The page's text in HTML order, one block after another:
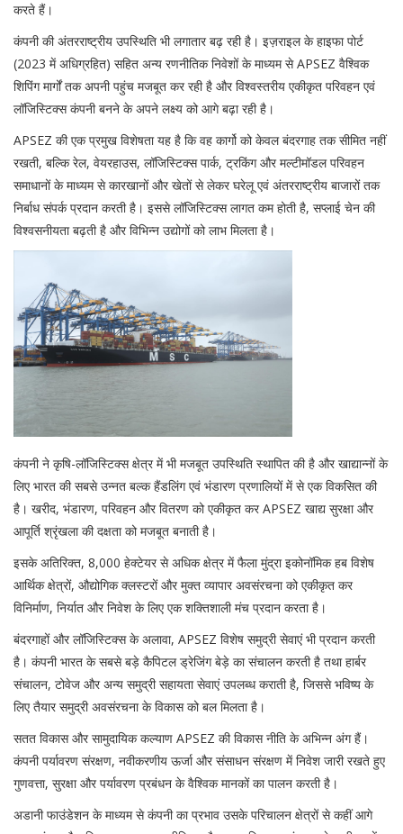
करते हैं।
कंपनी की अंतरराष्ट्रीय उपस्थिति भी लगातार बढ़ रही है। इज़राइल के हाइफा पोर्ट
(2023 में अधिग्रहित) सहित अन्य रणनीतिक निवेशों के माध्यम से APSEZ वैश्विक
शिपिंग मार्गों तक अपनी पहुंच मजबूत कर रही है और विश्वस्तरीय एकीकृत परिवहन एवं
लॉजिस्टिक्स कंपनी बनने के अपने लक्ष्य को आगे बढ़ा रही है।
APSEZ की एक प्रमुख विशेषता यह है कि वह कार्गो को केवल बंदरगाह तक सीमित नहीं
रखती, बल्कि रेल, वेयरहाउस, लॉजिस्टिक्स पार्क, ट्रकिंग और मल्टीमॉडल परिवहन
समाधानों के माध्यम से कारखानों और खेतों से लेकर घरेलू एवं अंतरराष्ट्रीय बाजारों तक
निर्बाध संपर्क प्रदान करती है। इससे लॉजिस्टिक्स लागत कम होती है, सप्लाई चेन की
विश्वसनीयता बढ़ती है और विभिन्न उद्योगों को लाभ मिलता है।
कंपनी ने कृषि-लॉजिस्टिक्स क्षेत्र में भी मजबूत उपस्थिति स्थापित की है और खाद्यान्नों के
लिए भारत की सबसे उन्नत बल्क हैंडलिंग एवं भंडारण प्रणालियों में से एक विकसित की
है। खरीद, भंडारण, परिवहन और वितरण को एकीकृत कर APSEZ खाद्य सुरक्षा और
आपूर्ति श्रृंखला की दक्षता को मजबूत बनाती है।
इसके अतिरिक्त, 8,000 हेक्टेयर से अधिक क्षेत्र में फैला मुंद्रा इकोनॉमिक हब विशेष
आर्थिक क्षेत्रों, औद्योगिक क्लस्टरों और मुक्त व्यापार अवसंरचना को एकीकृत कर
विनिर्माण, निर्यात और निवेश के लिए एक शक्तिशाली मंच प्रदान करता है।
बंदरगाहों और लॉजिस्टिक्स के अलावा, APSEZ विशेष समुद्री सेवाएं भी प्रदान करती
है। कंपनी भारत के सबसे बड़े कैपिटल ड्रेजिंग बेड़े का संचालन करती है तथा हार्बर
संचालन, टोवेज और अन्य समुद्री सहायता सेवाएं उपलब्ध कराती है, जिससे भविष्य के
लिए तैयार समुद्री अवसंरचना के विकास को बल मिलता है।
सतत विकास और सामुदायिक कल्याण APSEZ की विकास नीति के अभिन्न अंग हैं।
कंपनी पर्यावरण संरक्षण, नवीकरणीय ऊर्जा और संसाधन संरक्षण में निवेश जारी रखते हुए
गुणवत्ता, सुरक्षा और पर्यावरण प्रबंधन के वैश्विक मानकों का पालन करती है।
अडानी फाउंडेशन के माध्यम से कंपनी का प्रभाव उसके परिचालन क्षेत्रों से कहीं आगे